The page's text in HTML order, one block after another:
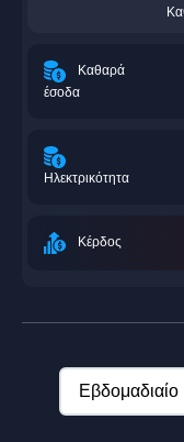
Καθαρά
έσοδα
Ηλεκτρικότητα
Κέρδος
Εβδομαδιαίο